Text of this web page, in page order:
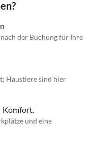
der Buchung für Ihre
Haustiere sind hier
Komfort.
und eine